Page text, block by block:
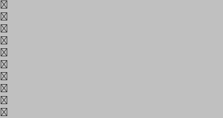
내
너
넣
네
넷
년
노
녹
놓
는